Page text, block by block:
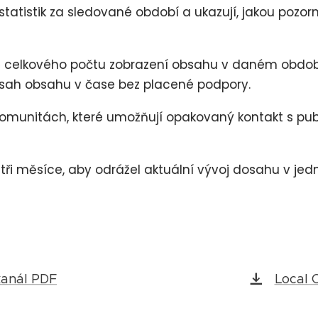
za sledované období a ukazují, jakou
počtu zobrazení obsahu v daném
obsahu v čase bez placené podpory.
které umožňují opakovaný kontakt s
měsíce, aby odrážel aktuální vývoj dosahu v
PDF Local